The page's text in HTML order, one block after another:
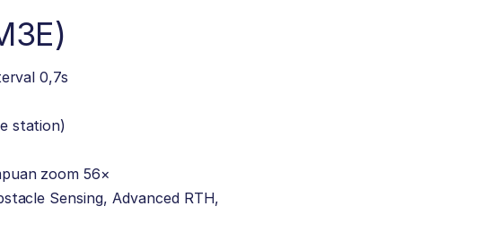
0,7s
station)
zoom 56×
Sensing, Advanced RTH,